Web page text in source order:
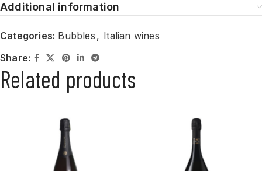
Additional information
Categories: Bubbles , Italian wines
Share:
Related products